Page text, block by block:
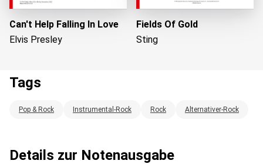
Wird geladen...
Can't Help Falling In Love
Elvis Presley
Fields Of Gold
Sting
Tags
Pop & Rock Instrumental-Rock Rock Alternativer-Rock
Details zur Notenausgabe